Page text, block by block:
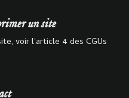
un site
voir l'article 4 des CGUs